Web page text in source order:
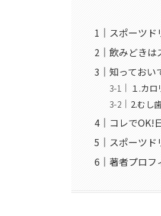
スポーツド
飲みどきは
知っておい
１.カ
2.むし
コレでOK!
スポーツド
著者プロフ